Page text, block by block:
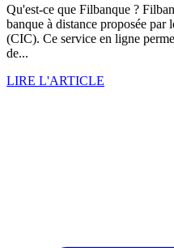
Qu'est-ce que Filbanque ?
banque à distance proposée
(CIC). Ce service en ligne
de...
LIRE L'ARTICLE